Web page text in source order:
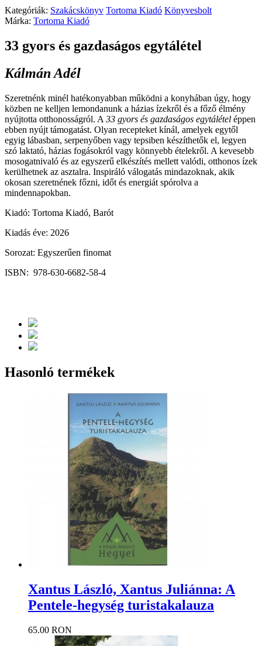
Kategóriák: Szakácskönyv Tortoma Kiadó Könyvesbolt
Márka: Tortoma Kiadó
33 gyors és gazdaságos egytálétel
Kálmán Adél
Szeretnénk minél hatékonyabban működni a konyhában úgy, hogy
közben ne kelljen lemondanunk a házias ízekről és a főző élmény
nyújtotta otthonosságról. A 33 gyors és gazdaságos egytálétel éppen
ebben nyújt támogatást. Olyan recepteket kínál, amelyek egytől
egyig lábasban, serpenyőben vagy tepsiben készíthetők el, legyen
szó laktató, házias fogásokról vagy könnyebb ételekről. A kevesebb
mosogatnivaló és az egyszerű elkészítés mellett valódi, otthonos ízek
kerülhetnek az asztalra. Inspiráló válogatás mindazoknak, akik
okosan szeretnének főzni, időt és energiát spórolva a
mindennapokban.
Kiadó: Tortoma Kiadó, Barót
Kiadás éve: 2026
Sorozat: Egyszerűen finomat
ISBN: 978-630-6682-58-4
Hasonló termékek
Xantus László, Xantus Juliánna: A
Pentele-hegység turistakalauza
65.00 RON